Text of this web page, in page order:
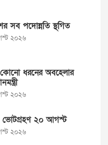
সব পদোন্নতি স্থগিত
২০২৬
ধরনের অবহেলার
২০২৬
ভোটগ্রহণ ২০ আগস্ট
২০২৬